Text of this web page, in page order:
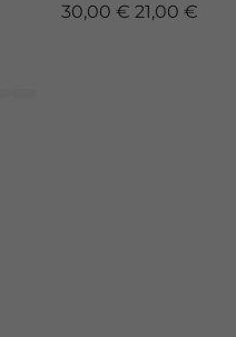
30,00 € 21,00 €